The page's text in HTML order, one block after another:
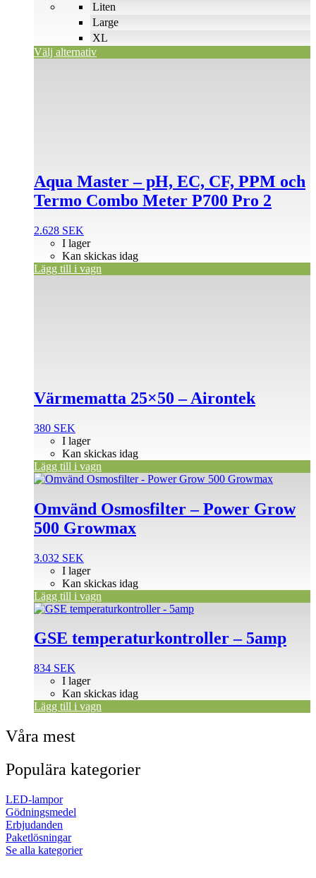
Liten
Large
XL
Välj alternativ
Aqua Master – pH, EC, CF, PPM och
Termo Combo Meter P700 Pro 2
2.628 SEK
I lager
Kan skickas idag
Lägg till i vagn
Värmematta 25×50 – Airontek
380 SEK
I lager
Kan skickas idag
Lägg till i vagn
Omvänd Osmosfilter – Power Grow
500 Growmax
3.032 SEK
I lager
Kan skickas idag
Lägg till i vagn
GSE temperaturkontroller – 5amp
834 SEK
I lager
Kan skickas idag
Lägg till i vagn
Våra mest
Populära kategorier
LED-lampor
Gödningsmedel
Erbjudanden
Paketlösningar
Se alla kategorier